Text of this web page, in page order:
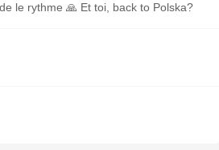
le rythme 🙏 Et toi, back to Polska?